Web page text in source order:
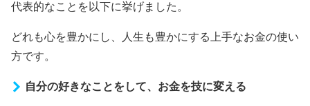
代表的なことを以下に挙げました。
どれも心を豊かにし、人生も豊かにする上手なお金の使い
方です。
自分の好きなことをして、お金を技に変える